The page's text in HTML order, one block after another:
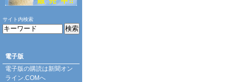
サイト内検索
電子版
電子版の購読は新聞オン
ライン.COMへ